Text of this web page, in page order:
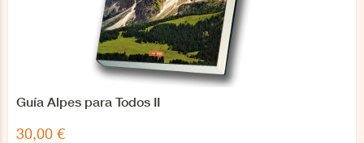
Guía Alpes para Todos II
30,00 €